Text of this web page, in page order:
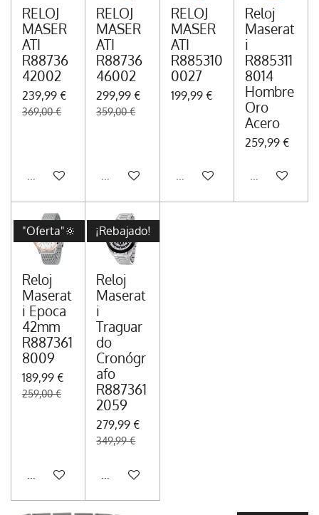
RELOJ
MASER
ATI
R88736
42002
239,99 €
369,00 €
Añadir al carrito
RELOJ
MASER
ATI
R88736
46002
299,99 €
359,00 €
Añadir al carrito
RELOJ
MASER
ATI
R885310
0027
199,99 €
Añadir al carrito
Reloj
Maserat
i
R885311
8014
Hombre
Oro
Acero
259,99 €
Añadir al
"Oferta"🔆
Reloj
Maserat
i Epoca
42mm
R887361
8009
189,99 €
259,00 €
Añadir al carrito
¡Rebajado!
Reloj
Maserat
i
Traguar
do
Cronógr
afo
R887361
2059
279,99 €
349,99 €
Añadir al carrito